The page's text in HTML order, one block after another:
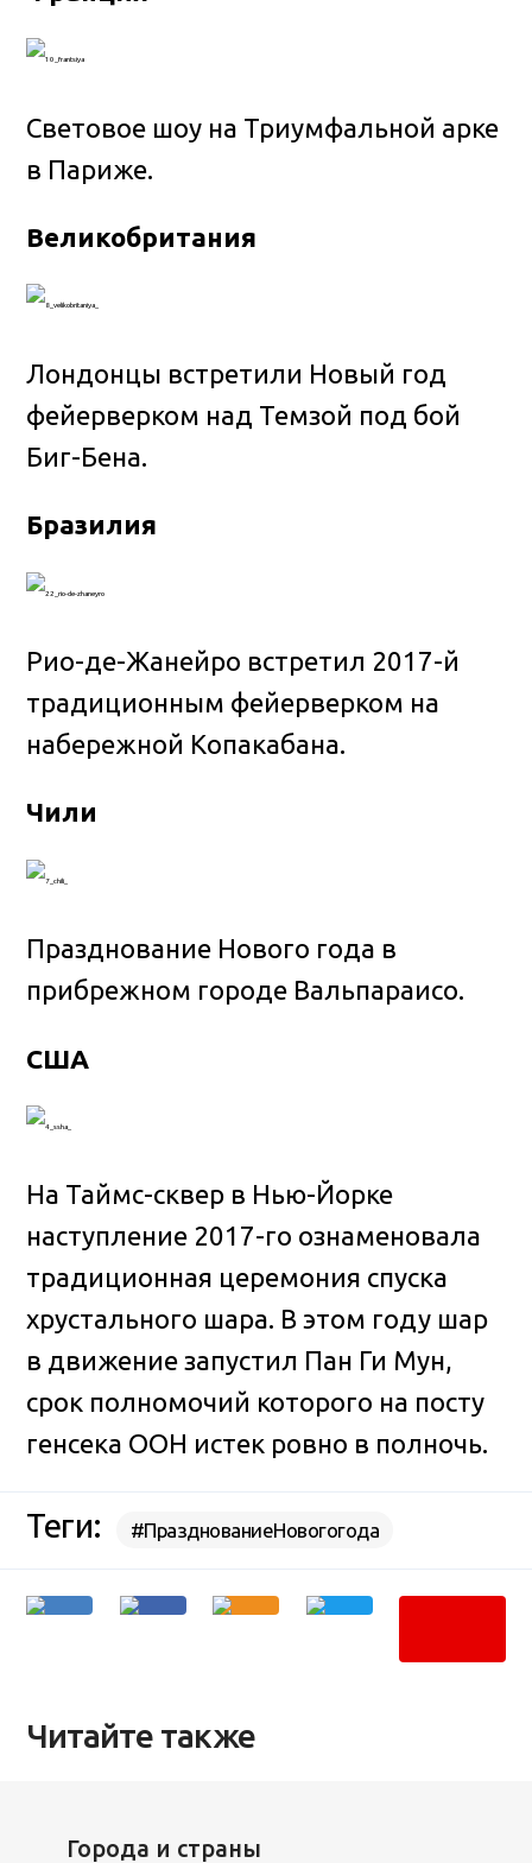
Световое шоу на Триумфальной арке
в Париже.
Великобритания
Лондонцы встретили Новый год
фейерверком над Темзой под бой
Биг-Бена.
Бразилия
Рио-де-Жанейро встретил 2017-й
традиционным фейерверком на
набережной Копакабана.
Чили
Празднование Нового года в
прибрежном городе Вальпараисо.
США
На Таймс-сквер в Нью-Йорке
наступление 2017-го ознаменовала
традиционная церемония спуска
хрустального шара. В этом году шар
в движение запустил Пан Ги Мун,
срок полномочий которого на посту
генсека ООН истек ровно в полночь.
Теги: #ПразднованиеНовогогода
Читайте также
Города и страны